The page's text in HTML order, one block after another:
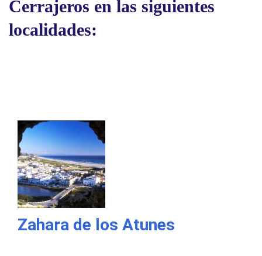
Cerrajeros en las siguientes
localidades:
Zahara de los Atunes